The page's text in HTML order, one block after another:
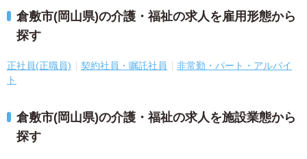
倉敷市(岡山県)の介護・福祉の求人を雇用形態から
探す
正社員(正職員) 契約社員・嘱託社員
非常勤・パート・アルバイ
ト
倉敷市(岡山県)の介護・福祉の求人を施設業態から
探す